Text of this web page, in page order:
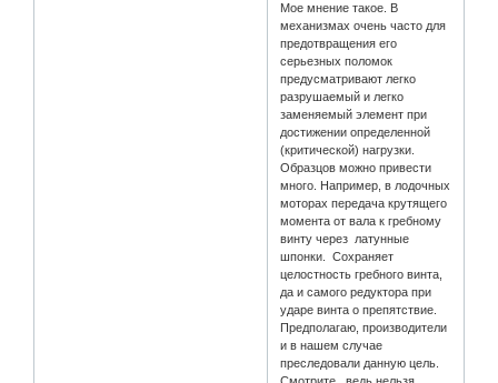
Мое мнение такое. В
механизмах очень часто для
предотвращения его
серьезных поломок
предусматривают легко
разрушаемый и легко
заменяемый элемент при
достижении определенной
(критической) нагрузки.
Образцов можно привести
много. Например, в лодочных
моторах передача крутящего
момента от вала к гребному
винту через латунные
шпонки. Сохраняет
целостность гребного винта,
да и самого редуктора при
ударе винта о препятствие.
Предполагаю, производители
и в нашем случае
преследовали данную цель.